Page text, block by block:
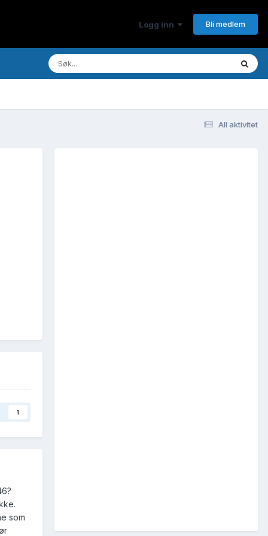
Logg inn Bli medlem
All aktivitet
1
som